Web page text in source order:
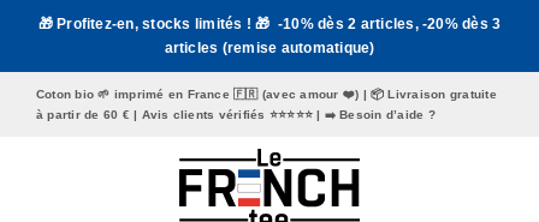
Passer🎁 Profitez-en, stocks limités ! 🎁 -10% dès 2 articles, -20% dès 3
articles (remise automatique)
Coton bio 🌱 imprimé en France 🇫🇷 (avec amour ❤️) | 📦 Livraison gratuite
à partir de 60 € | Avis clients vérifiés ⭐️⭐️⭐️⭐️⭐️ | ➡️Besoin d’aide ?